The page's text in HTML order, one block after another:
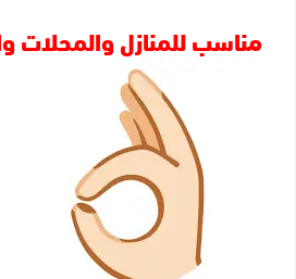
مناسب للمنازل والمحلات